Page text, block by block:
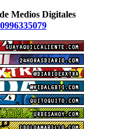
Medios Digitales